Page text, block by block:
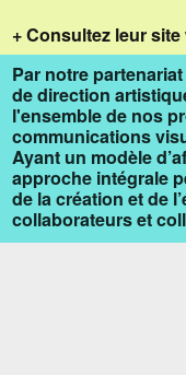
+ Consultez leur site
Par notre
de direction
l'ensemble de nos
communications
Ayant un modèle
approche intégrale
de la création et de
collaborateurs et